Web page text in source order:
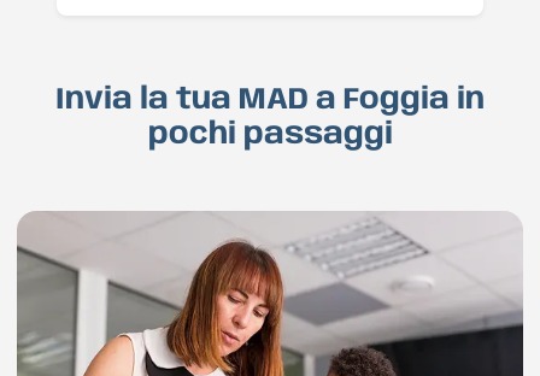
Invia la tua MAD a Foggia in
pochi passaggi